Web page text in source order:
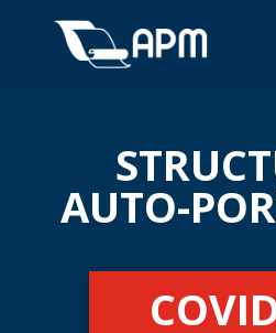
AUTO-